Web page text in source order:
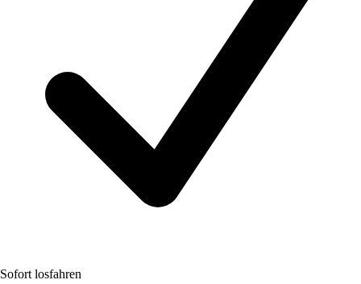
Sofort losfahren